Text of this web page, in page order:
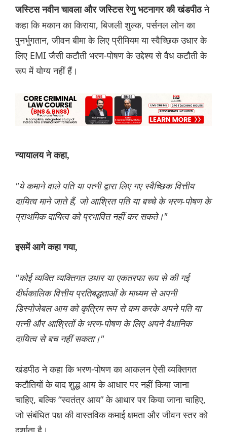
जस्टिस नवीन चावला और जस्टिस रेणु भटनागर की खंडपीठने
कहा कि मकान का किराया, बिजली शुल्क, पर्सनल लोन का
पुनर्भुगतान, जीवन बीमा के लिए प्रीमियम या स्वैच्छिक उधार के
लिए EMI जैसी कटौती भरण-पोषण के उद्देश्य से वैध कटौती के
रूप में योग्य नहीं हैं।
न्यायालय ने कहा,
"ये कमाने वाले पति या पत्नी द्वारा लिए गए स्वैच्छिक वित्तीय
दायित्व माने जाते हैं, जो आश्रित पति या बच्चे के भरण-पोषण के
प्राथमिक दायित्व को प्रभावित नहीं कर सकते।"
इसमें आगे कहा गया,
"कोई व्यक्ति व्यक्तिगत उधार या एकतरफा रूप से की गई
दीर्घकालिक वित्तीय प्रतिबद्धताओं के माध्यम से अपनी
डिस्पोजेबल आय को कृत्रिम रूप से कम करके अपने पति या
पत्नी और आश्रितों के भरण-पोषण के लिए अपने वैधानिक
दायित्व से बच नहीं सकता।"
खंडपीठ ने कहा कि भरण-पोषण का आकलन ऐसी व्यक्तिगत
कटौतियों के बाद शुद्ध आय के आधार पर नहीं किया जाना
चाहिए, बल्कि “स्वतंत्र आय” के आधार पर किया जाना चाहिए,
जो संबंधित पक्ष की वास्तविक कमाई क्षमता और जीवन स्तर को